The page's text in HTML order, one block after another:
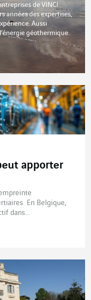
de VINCI
années des expertises,
Aussi
géothermique.
apporter
En Belgique,
dans...